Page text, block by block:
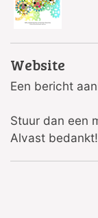
Website
Een bericht
Stuur dan een
Alvast bedankt!